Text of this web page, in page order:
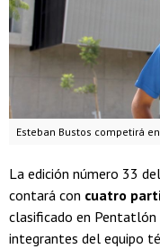
Esteban Bustos competirá
La edición número 33
contará con cuatro
clasificado en Pentatlón
integrantes del equipo